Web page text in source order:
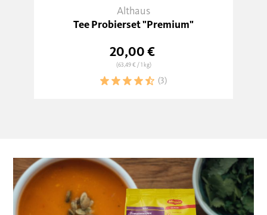
Althaus
Tee Probierset "Premium"
20,00 €
(63,49 €/ 1 kg)
(3)